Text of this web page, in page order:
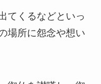
てくるなどといっ
場所に怨念や想い